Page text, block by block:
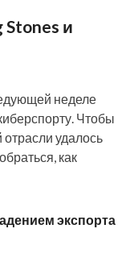
и
неделе
Чтобы
отрасли удалось
как
экспорта